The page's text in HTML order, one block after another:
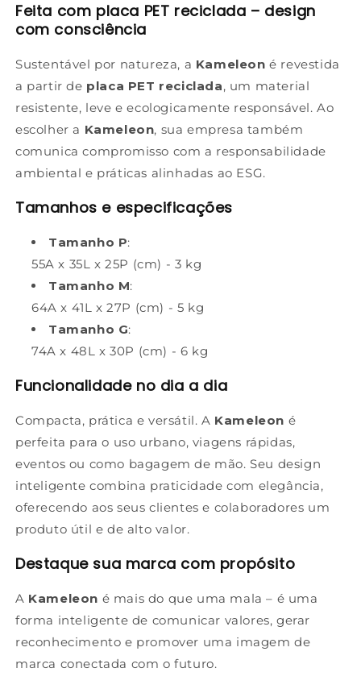
Feita com placa PET reciclada – design
com consciência
Sustentável por natureza, a Kameleon é revestida
a partir de placa PET reciclada, um material
resistente, leve e ecologicamente responsável. Ao
escolher a Kameleon, sua empresa também
comunica compromisso com a responsabilidade
ambiental e práticas alinhadas ao ESG.
Tamanhos e especificações
Tamanho P:
55A x 35L x 25P (cm) - 3 kg
Tamanho M:
64A x 41L x 27P (cm) - 5 kg
Tamanho G:
74A x 48L x 30P (cm) - 6 kg
Funcionalidade no dia a dia
Compacta, prática e versátil. A Kameleon é
perfeita para o uso urbano, viagens rápidas,
eventos ou como bagagem de mão. Seu design
inteligente combina praticidade com elegância,
oferecendo aos seus clientes e colaboradores um
produto útil e de alto valor.
Destaque sua marca com propósito
A Kameleon é mais do que uma mala – é uma
forma inteligente de comunicar valores, gerar
reconhecimento e promover uma imagem de
marca conectada com o futuro.